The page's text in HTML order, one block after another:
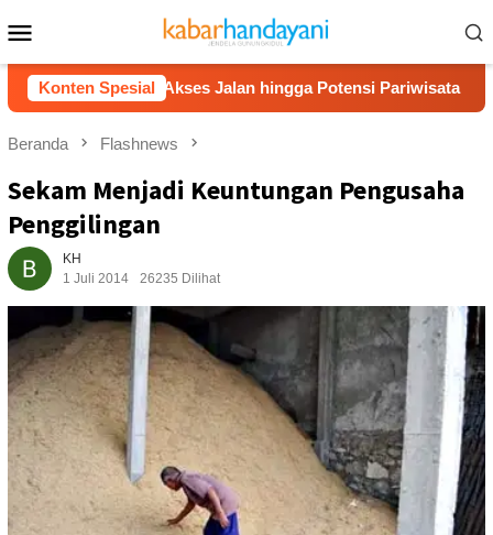
ke
kontenMobile
Konten Spesial
Bahas Akses Jalan hingga Potensi Pariwisata Film
Beranda Flashnews
Sekam Menjadi Keuntungan Pengusaha
Penggilingan
KH
1 Juli 2014
26235 Dilihat